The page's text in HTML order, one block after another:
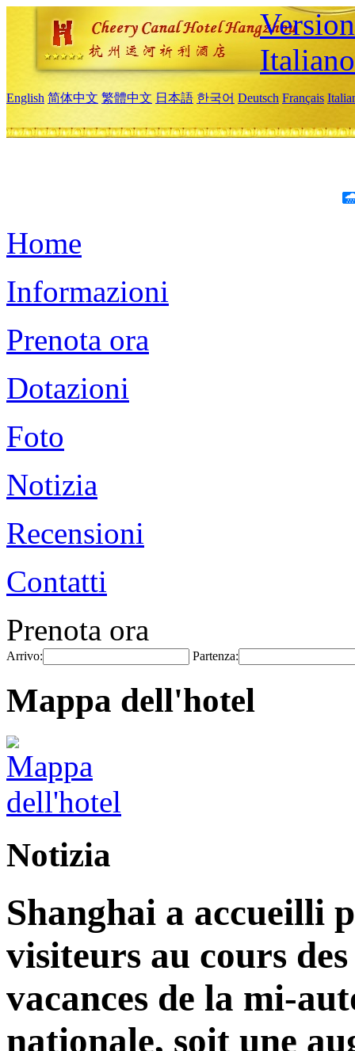
Italiano
English 简体中文 繁體中文 日本語 한국어 Deutsch Français
Home
Informazioni
Prenota ora
Dotazioni
Foto
Notizia
Recensioni
Contatti
Prenota ora
Arrivo: Partenza:
Mappa dell'hotel
Notizia
Shanghai a accueilli
visiteurs au cours
vacances de la mi-
nationale, soit une